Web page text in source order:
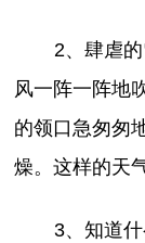
2、肆虐
风一阵一阵地
的领口急匆匆
燥。这样的天
3、知道